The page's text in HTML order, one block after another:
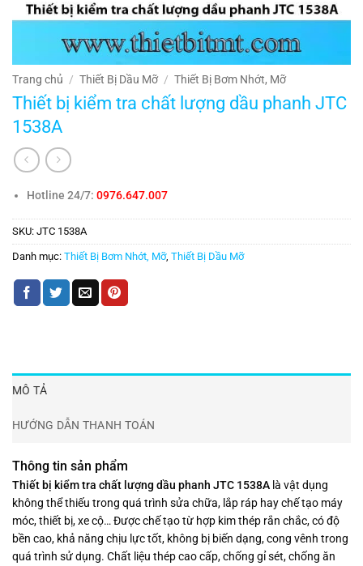
Trang chủ / Thiết Bị Dầu Mỡ / Thiết Bị Bơm Nhớt, Mỡ
Thiết bị kiểm tra chất lượng dầu phanh JTC
1538A
Hotline 24/7:0976.647.007
SKU: JTC 1538A
Danh mục: Thiết Bị Bơm Nhớt, Mỡ, Thiết Bị Dầu Mỡ
MÔ TẢ
HƯỚNG DẪN THANH TOÁN
Thông tin sản phẩm
Thiết bị kiểm tra chất lượng dầu phanh JTC 1538A là vật dụng
không thể thiếu trong quá trình sửa chữa, lắp ráp hay chế tạo máy
móc, thiết bị, xe cộ… Được chế tạo từ hợp kim thép rắn chắc, có độ
bền cao, khả năng chịu lực tốt, không bị biến dạng, cong vênh trong
quá trình sử dụng. Chất liệu thép cao cấp, chống gỉ sét, chống ăn